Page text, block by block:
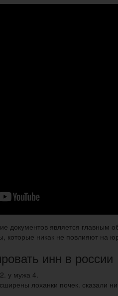
документов является главным
которые никак не повлияют на
инн в россии
у мужа 4.
лоханки почек. сказали